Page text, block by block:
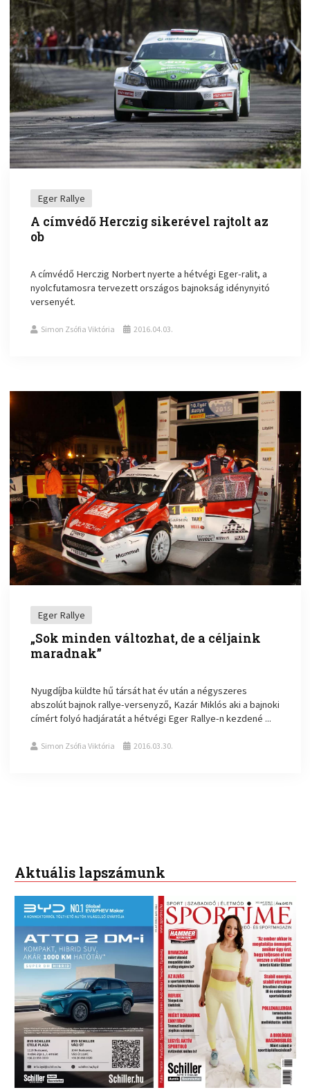
Eger Rallye
A címvédő Herczig sikerével rajtolt az
ob
A címvédő Herczig Norbert nyerte a hétvégi Eger-ralit, a
nyolcfutamosra tervezett országos bajnokság idénynyitó
versenyét.
Simon Zsófia Viktória 2016.04.03.
Eger Rallye
„Sok minden változhat, de a céljaink
maradnak”
Nyugdíjba küldte hű társát hat év után a négyszeres
abszolút bajnok rallye-versenyző, Kazár Miklós aki a bajnoki
címért folyó hadjáratát a hétvégi Eger Rallye-n kezdené ...
Simon Zsófia Viktória 2016.03.30.
Aktuális lapszámunk